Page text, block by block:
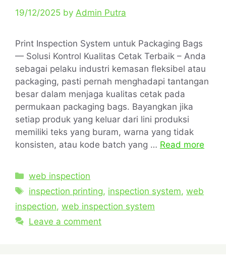
19/12/2025 by Admin Putra
Print Inspection System untuk Packaging Bags
— Solusi Kontrol Kualitas Cetak Terbaik – Anda
sebagai pelaku industri kemasan fleksibel atau
packaging, pasti pernah menghadapi tantangan
besar dalam menjaga kualitas cetak pada
permukaan packaging bags. Bayangkan jika
setiap produk yang keluar dari lini produksi
memiliki teks yang buram, warna yang tidak
konsisten, atau kode batch yang … Read more
web inspection
inspection printing, inspection system,web
inspection, web inspection system
Leave a comment